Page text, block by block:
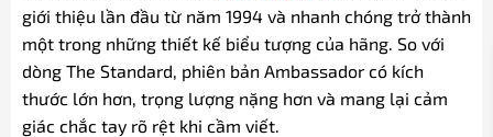
giới thiệu lần đầu từ năm 1994 và nhanh chóng trở thành
một trong những thiết kế biểu tượng của hãng. So với
dòng The Standard, phiên bản Ambassador có kích
thước lớn hơn, trọng lượng nặng hơn và mang lại cảm
giác chắc tay rõ rệt khi cầm viết.